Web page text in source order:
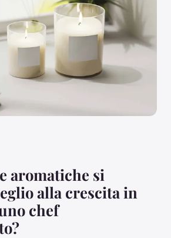
aromatiche si
alla crescita in
chef